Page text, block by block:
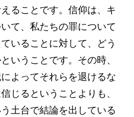
ることです。信仰は、キ
て、私たちの罪について
いることに対して、どう
いうことです。その時、
よってそれらを退けるな
じるということよりも、
土台で結論を出している